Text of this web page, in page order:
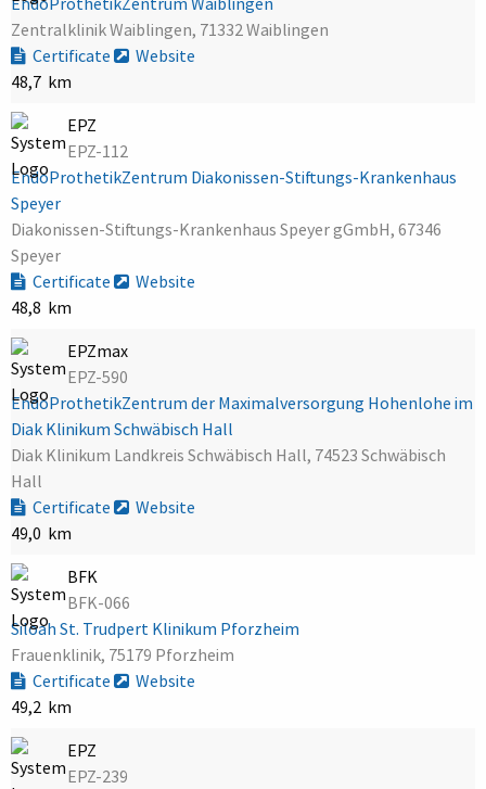
Zentralklinik Waiblingen, 71332 Waiblingen
Certificate
Website
48,7 km
EPZ
EPZ-112
EndoProthetikZentrum Diakonissen-Stiftungs-Krankenhaus
Speyer
Diakonissen-Stiftungs-Krankenhaus Speyer gGmbH, 67346
Speyer
Certificate
Website
48,8 km
EPZmax
EPZ-590
EndoProthetikZentrum der Maximalversorgung Hohenlohe im
Diak Klinikum Schwäbisch Hall
Diak Klinikum Landkreis Schwäbisch Hall, 74523 Schwäbisch
Hall
Certificate
Website
49,0 km
BFK
BFK-066
Siloah St. Trudpert Klinikum Pforzheim
Frauenklinik, 75179 Pforzheim
Certificate
Website
49,2 km
EPZ
EPZ-239